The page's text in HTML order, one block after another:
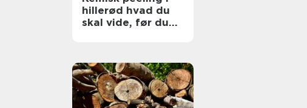
hillerød hvad du
skal vide, før du